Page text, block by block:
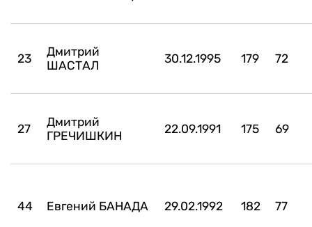
23
Дмитрий
ШАСТАЛ
30.12.1995 179 72
27
Дмитрий
ГРЕЧИШКИН
22.09.1991 175 69
44 Евгений БАНАДА 29.02.1992 182 77